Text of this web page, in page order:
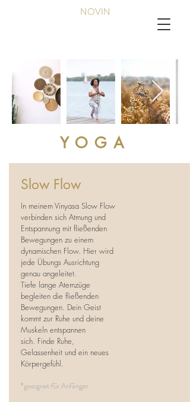
NOVIN
YOGA
Slow Flow
In meinem Vinyasa Slow Flow
verbinden sich Atmung und
Entspannung mit fließenden
Bewegungen zu einem
dynamischen Flow. Hier wird
jede Übungs Ausrichtung
genau angeleitet.
Tiefe lange Atemzüge
begleiten die fließenden
Bewegungen. Dein Geist
kommt zur Ruhe und deine
Muskeln entspannen
sich. Finde Ruhe,
Gelassenheit und ein neues
Körpergefühl.
°geeignet für Anfänger